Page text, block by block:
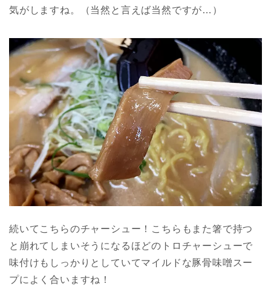
気がしますね。（当然と言えば当然ですが…）
続いてこちらのチャーシュー！こちらもまた箸で持つ
と崩れてしまいそうになるほどのトロチャーシューで
味付けもしっかりとしていてマイルドな豚骨味噌スー
プによく合いますね！